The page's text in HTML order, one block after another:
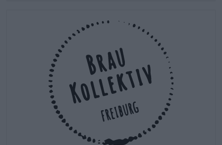
bieren voor iedereen die naast pils en dergelijke graag iets
nieuws probeert. Als zigeunerbrouwer gingen ze samen met
Dolly de marketing in en hun lamsvlees werd goed ontvangen.
En omdat brouwen met andere brouwers nog leuker is,
werkten de jongens samen metFreigeist Bierkultur
Biere ohne Beard
en toverden ze een fantastische
Standoff Stout
tevoorschijn.
wijnbolwerk. Traditioneel gezien hebben brouwers in dit
opzicht een vrij slechte hand. Maar Gil, Bernhard, Chris en
James zien hier hun niche: wijnkenners met geoefende
smaakpapillen. Ze kunnen zeker zien of er een aromatische
hop, een groene hop of de klassieke bitterhop in de ketel is
gegaan. Ambachtelijk bier is het zelfbenoemde
hophoofdkwartier en de perfecte speeltuin voor wijnkenners
die hun smaakpapillen zo nu en dan willen verrassen en
Ziggy doet graag vrijwilligerswerk als proefkonijn!